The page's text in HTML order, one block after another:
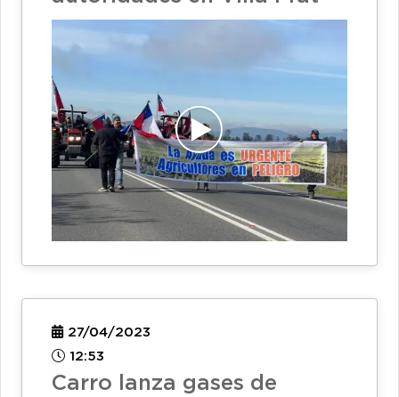
27/04/2023
12:53
Carro lanza gases de